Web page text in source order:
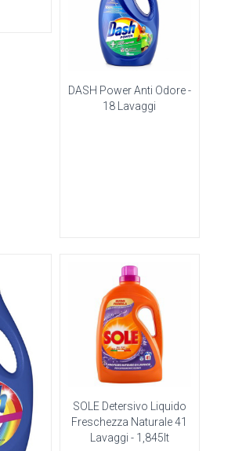
DASH Power Anti Odore -
18 Lavaggi
SOLE Detersivo Liquido
Freschezza Naturale 41
Lavaggi - 1,845lt